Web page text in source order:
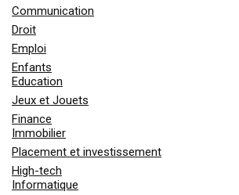
Communication
Droit
Emploi
Enfants
Education
Jeux et Jouets
Finance
Immobilier
Placement et investissement
High-tech
Informatique